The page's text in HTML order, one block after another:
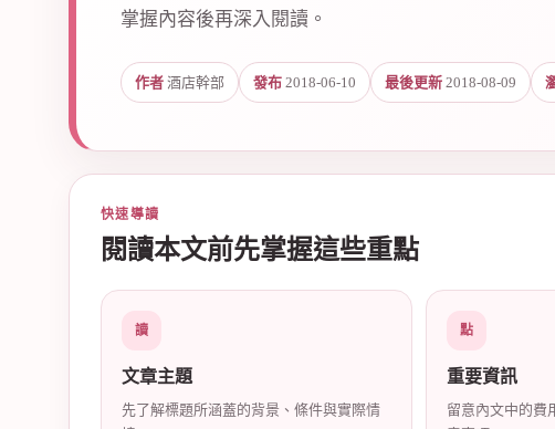
掌握內容後再深入閱讀。
作者 酒店幹部 發布 2018-06-10 最後更新 2018-08-09
快速導讀
閱讀本文前先掌握這些重點
讀
文章主題
先了解標題所涵蓋的背景、條件與實際情
點
重要資訊
留意內文中的費